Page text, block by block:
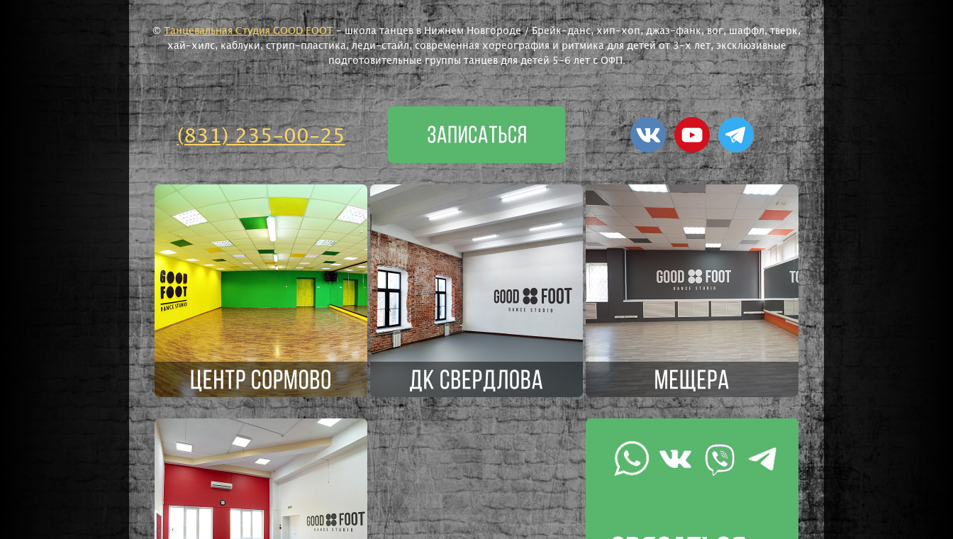
© Танцевальная Студия GOOD FOOT- школа танцев в Нижнем Новгороде / Брейк-данс, хип-хоп, джаз-фанк, вог, шаффл, тверк,
хай-хилс, каблуки, стрип-пластика, леди-стайл, современная хореография и ритмика для детей от 3-х лет, эксклюзивные
подготовительные группы танцев для детей 5-6 лет с ОФП.
(831) 235-00-25